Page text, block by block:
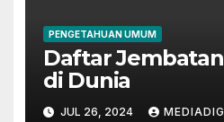
PENGETAHUAN UMUM
Daftar
di Dunia
JUL 26, 2024